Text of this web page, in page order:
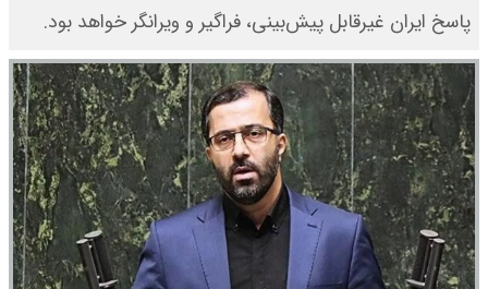
قیمت نفت امروز جمعه ۱۶ مرداد ۱۴۰۵
/ نفت صعودی شد + جدول
پاسخ ایران غیرقابل پیش‌بینی، فراگیر و ویرانگر خواهد بود.